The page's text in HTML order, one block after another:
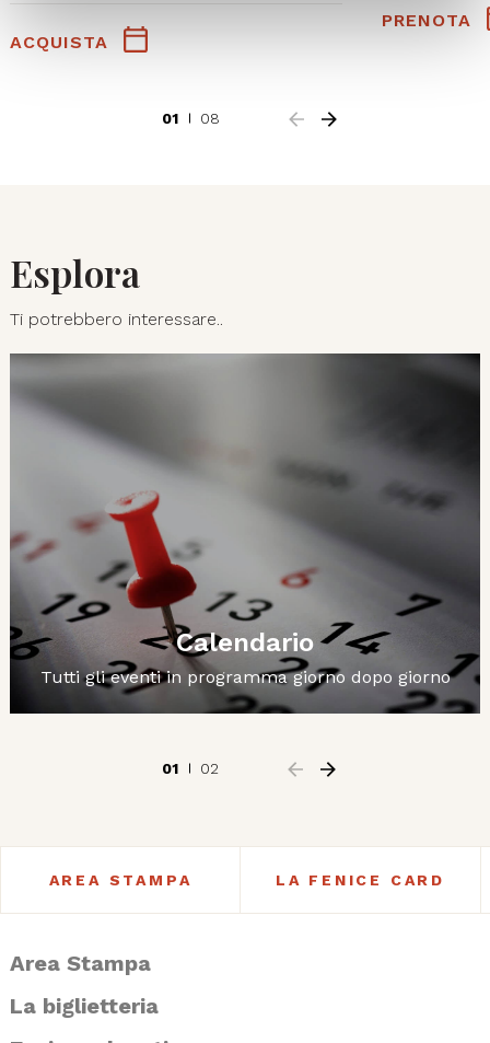
ACQUISTA
PRENOTA
01 08
Esplora
Ti potrebbero interessare..
Calendario
Tutti gli eventi in programma giorno dopo giorno
01 02
AREA STAMPA LA FENICE CARD
Area Stampa
La biglietteria